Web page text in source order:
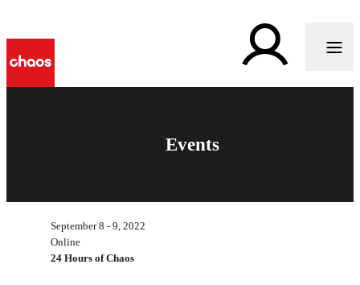
Events
September 8 - 9, 2022
Online
24 Hours of Chaos